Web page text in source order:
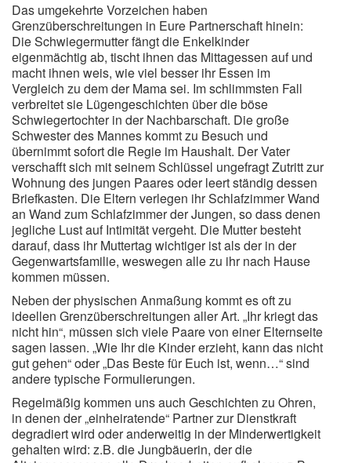
Das umgekehrte Vorzeichen haben
Grenzüberschreitungen in Eure Partnerschaft hinein:
Die Schwiegermutter fängt die Enkelkinder
eigenmächtig ab, tischt ihnen das Mittagessen auf und
macht ihnen weis, wie viel besser ihr Essen im
Vergleich zu dem der Mama sei. Im schlimmsten Fall
verbreitet sie Lügengeschichten über die böse
Schwiegertochter in der Nachbarschaft. Die große
Schwester des Mannes kommt zu Besuch und
übernimmt sofort die Regie im Haushalt. Der Vater
verschafft sich mit seinem Schlüssel ungefragt Zutritt zur
Wohnung des jungen Paares oder leert ständig dessen
Briefkasten. Die Eltern verlegen ihr Schlafzimmer Wand
an Wand zum Schlafzimmer der Jungen, so dass denen
jegliche Lust auf Intimität vergeht. Die Mutter besteht
darauf, dass ihr Muttertag wichtiger ist als der in der
Gegenwartsfamilie, weswegen alle zu ihr nach Hause
kommen müssen.
Neben der physischen Anmaßung kommt es oft zu
ideellen Grenzüberschreitungen aller Art. „Ihr kriegt das
nicht hin“, müssen sich viele Paare von einer Elternseite
sagen lassen. „Wie Ihr die Kinder erzieht, kann das nicht
gut gehen“ oder „Das Beste für Euch ist, wenn…“ sind
andere typische Formulierungen.
Regelmäßig kommen uns auch Geschichten zu Ohren,
in denen der „einheiratende“ Partner zur Dienstkraft
degradiert wird oder anderweitig in der Minderwertigkeit
gehalten wird: z.B. die Jungbäuerin, der die